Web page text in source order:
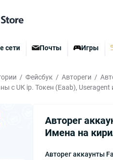
сети Почты Игры
Фейсбук Автореги
с UК ip. Токен (Eaab),
Авторег
Имена на
Авторег аккаунты